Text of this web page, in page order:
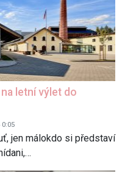
letní výlet do
0:05
jen málokdo si představí